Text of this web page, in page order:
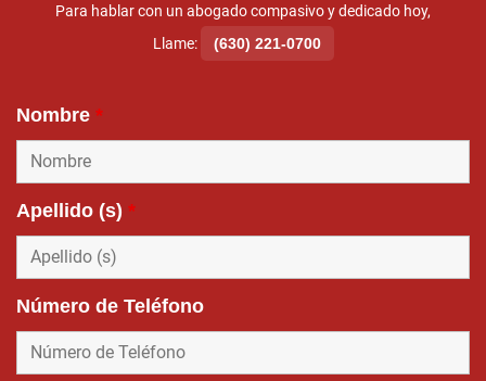
Para hablar con un abogado compasivo y dedicado hoy,
Llame:
(630) 221-0700
Nombre *
Apellido (s) *
Número de Teléfono